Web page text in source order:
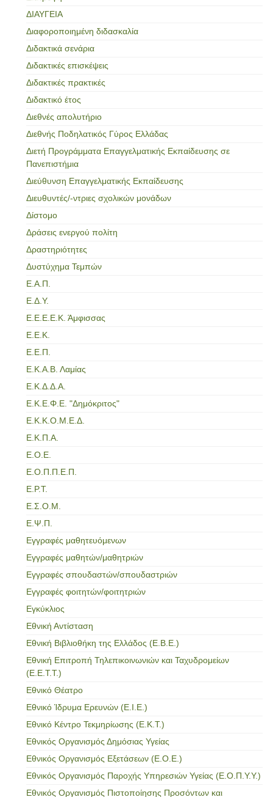
ΔΙΑΥΓΕΙΑ
Διαφοροποιημένη διδασκαλία
Διδακτικά σενάρια
Διδακτικές επισκέψεις
Διδακτικές πρακτικές
Διδακτικό έτος
Διεθνές απολυτήριο
Διεθνής Ποδηλατικός Γύρος Ελλάδας
Διετή Προγράμματα Επαγγελματικής Εκπαίδευσης σε
Πανεπιστήμια
Διεύθυνση Επαγγελματικής Εκπαίδευσης
Διευθυντές/-ντριες σχολικών μονάδων
Δίστομο
Δράσεις ενεργού πολίτη
Δραστηριότητες
Δυστύχημα Τεμπών
Ε.Α.Π.
Ε.Δ.Υ.
Ε.Ε.Ε.Ε.Κ. Άμφισσας
Ε.Ε.Κ.
Ε.Ε.Π.
Ε.Κ.Α.Β. Λαμίας
Ε.Κ.Δ.Δ.Α.
Ε.Κ.Ε.Φ.Ε. "Δημόκριτος"
Ε.Κ.Κ.Ο.Μ.Ε.Δ.
Ε.Κ.Π.Α.
Ε.Ο.Ε.
Ε.Ο.Π.Π.Ε.Π.
Ε.Ρ.Τ.
Ε.Σ.Ο.Μ.
Ε.Ψ.Π.
Εγγραφές μαθητευόμενων
Εγγραφές μαθητών/μαθητριών
Εγγραφές σπουδαστών/σπουδαστριών
Εγγραφές φοιτητών/φοιτητριών
Εγκύκλιος
Εθνική Αντίσταση
Εθνική Βιβλιοθήκη της Ελλάδος (Ε.Β.Ε.)
Εθνική Επιτροπή Τηλεπικοινωνιών και Ταχυδρομείων
(Ε.Ε.Τ.Τ.)
Εθνικό Θέατρο
Εθνικό Ίδρυμα Ερευνών (Ε.Ι.Ε.)
Εθνικό Κέντρο Τεκμηρίωσης (Ε.Κ.Τ.)
Εθνικός Οργανισμός Δημόσιας Υγείας
Εθνικός Οργανισμός Εξετάσεων (Ε.Ο.Ε.)
Εθνικός Οργανισμός Παροχής Υπηρεσιών Υγείας (Ε.Ο.Π.Υ.Υ.)
Εθνικός Οργανισμός Πιστοποίησης Προσόντων και